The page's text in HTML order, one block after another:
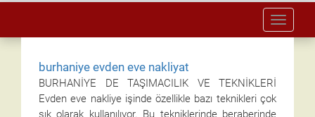
Toggle
burhaniye evden eve nakliyat
BURHANİYE DE TAŞIMACILIK VE TEKNİKLERİ
Evden eve nakliye işinde özellikle bazı teknikleri çok
sık olarak kullanılıyor. Bu tekniklerinde beraberinde